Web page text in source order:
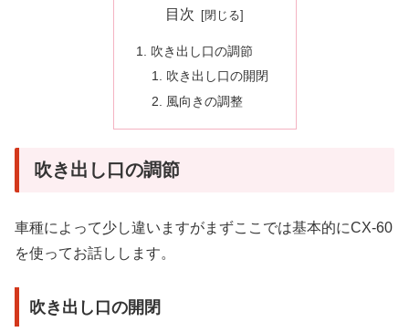
目次
吹き出し口の調節
吹き出し口の開閉
風向きの調整
吹き出し口の調節
車種によって少し違いますがまずここでは基本的にCX-60
を使ってお話しします。
吹き出し口の開閉